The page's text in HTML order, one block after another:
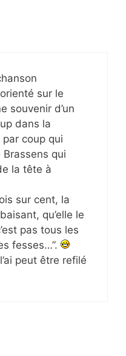
sur le
souvenir d’un
dans la
coup qui
Brassens qui
la tête à
sur cent, la
qu’elle le
pas tous les
fesses…”.
peut être refilé